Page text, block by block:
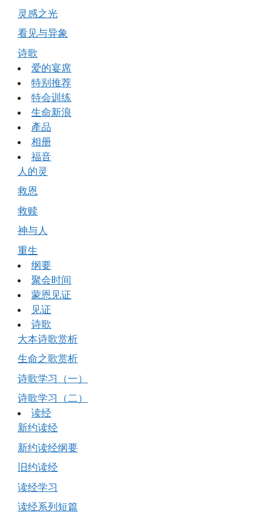
灵感之光
看见与异象
诗歌
爱的宴席
特别推荐
特会训练
生命新浪
產品
相册
福音
人的灵
救恩
救赎
神与人
重生
纲要
聚会时间
蒙恩见证
见证
诗歌
大本诗歌赏析
生命之歌赏析
诗歌学习（一）
诗歌学习（二）
读经
新约读经
新约读经纲要
旧约读经
读经学习
读经系列短篇